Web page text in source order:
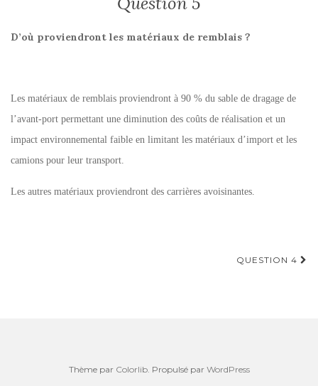
D’où proviendront les matériaux de remblais ?
Les matériaux de remblais proviendront à 90 % du sable de dragage de
l’avant-port permettant une diminution des coûts de réalisation et un
impact environnemental faible en limitant les matériaux d’import et les
camions pour leur transport.
Les autres matériaux proviendront des carrières avoisinantes.
QUESTION 4
Thème par Colorlib. Propulsé par WordPress